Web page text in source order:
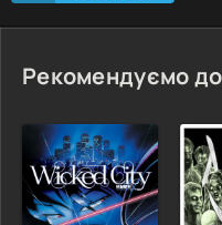
Рекомендуємо